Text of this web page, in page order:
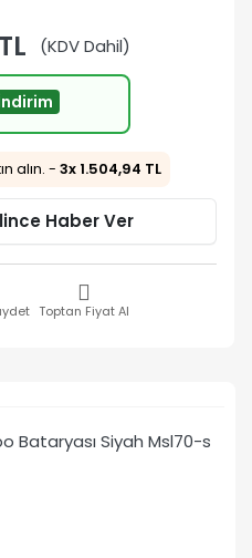
(KDV Dahil)
alın. - 3x 1.504,94 TL
Haber Ver
Toptan Fiyat Al
Bataryası Siyah Msl70-s